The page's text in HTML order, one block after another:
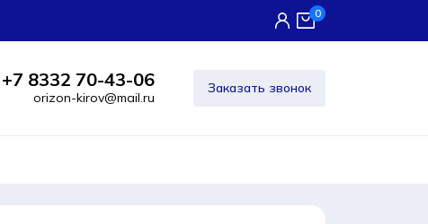
0
+7 8332 70-43-06
orizon-kirov@mail.ru
Заказать звонок